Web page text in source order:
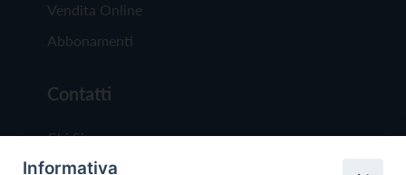
Vendita Online
Abbonamenti
Contatti
Chi Siamo
Redazione
Informativa